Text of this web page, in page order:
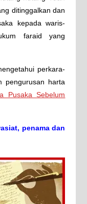
ditinggalkan dan
kepada waris-
faraid yang
perkara-
pengurusan harta
Pusaka Sebelum
penama dan